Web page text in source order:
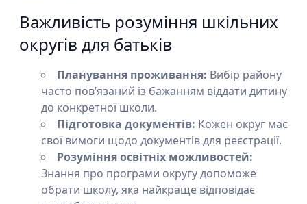
Важливість розуміння шкільних
округів для батьків
Планування проживання: Вибір району
часто пов’язаний із бажанням віддати дитину
до конкретної школи.
Підготовка документів: Кожен округ має
свої вимоги щодо документів для реєстрації.
Розуміння освітніх можливостей:
Знання про програми округу допоможе
обрати школу, яка найкраще відповідає